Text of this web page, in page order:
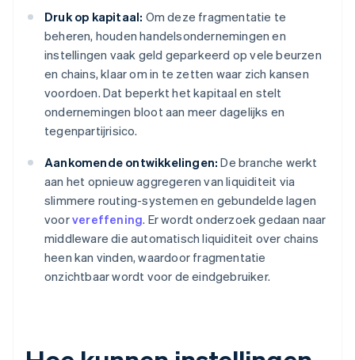
Druk op kapitaal: Om deze fragmentatie te
beheren, houden handelsondernemingen en
instellingen vaak geld geparkeerd op vele beurzen
en chains, klaar om in te zetten waar zich kansen
voordoen. Dat beperkt het kapitaal en stelt
ondernemingen bloot aan meer dagelijks en
tegenpartijrisico.
Aankomende ontwikkelingen: De branche werkt
aan het opnieuw aggregeren van liquiditeit via
slimmere routing-systemen en gebundelde lagen
voorvereffening. Er wordt onderzoek gedaan naar
middleware die automatisch liquiditeit over chains
heen kan vinden, waardoor fragmentatie
onzichtbaar wordt voor de eindgebruiker.